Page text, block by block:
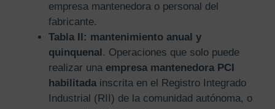
empresa mantenedora o personal del
fabricante.
Tabla II: mantenimiento anual y
quinquenal. Operaciones que solo puede
realizar una empresa mantenedora PCI
habilitadainscrita en el Registro Integrado
Industrial (RII) de la comunidad autónoma, o